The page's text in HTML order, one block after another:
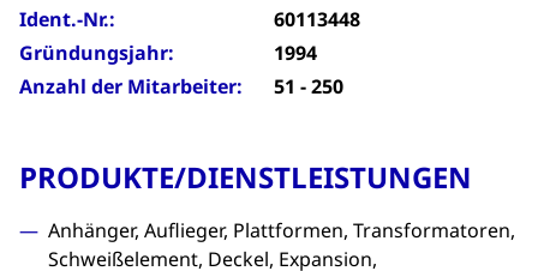
Ident.-Nr.:
60113448
Gründungsjahr:
1994
Anzahl der Mitarbeiter:
51 - 250
PRODUKTE/DIENSTLEISTUNGEN
Anhänger, Auflieger, Plattformen, Transformatoren,
Schweißelement, Deckel, Expansion,